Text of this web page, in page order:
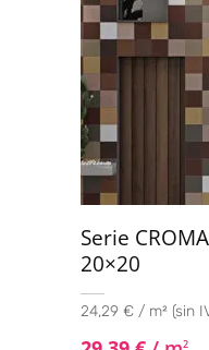
Serie
20×20
24,29 € / m² (sin
2